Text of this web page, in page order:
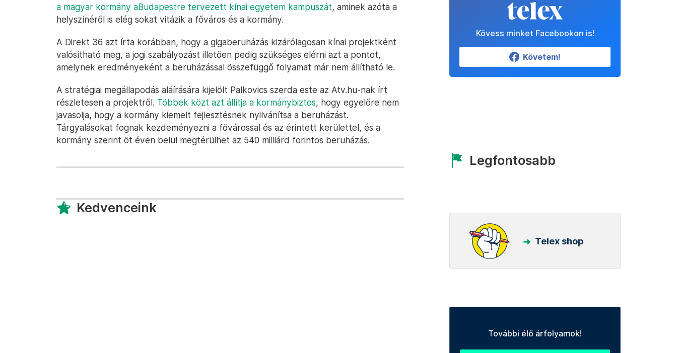
a magyar kormány aBudapestre tervezett kínai egyetem kampuszát, aminek azóta a
helyszínéről is elég sokat vitázik a főváros és a kormány.
A Direkt 36 azt írta korábban, hogy a gigaberuházás kizárólagosan kínai projektként
valósítható meg, a jogi szabályozást illetően pedig szükséges elérni azt a pontot,
amelynek eredményeként a beruházással összefüggő folyamat már nem állítható le.
A stratégiai megállapodás aláírására kijelölt Palkovics szerda este az Atv.hu-nak írt
részletesen a projektről. Többek közt azt állítja a kormánybiztos, hogy egyelőre nem
javasolja, hogy a kormány kiemelt fejlesztésnek nyilvánítsa a beruházást.
Tárgyalásokat fognak kezdeményezni a fővárossal és az érintett kerülettel, és a
kormány szerint öt éven belül megtérülhet az 540 milliárd forintos beruházás.
Kedvenceink
Kövess minket Facebookon is!
Követem!
Legfontosabb
Telex shop
További élő árfolyamok!